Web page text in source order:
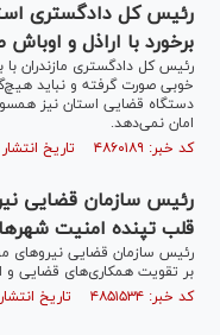
رئیس کل دادگستری
برخورد با اراذل و
رئیس کل دادگستری مازندران با
خوبی صورت گرفته و نباید
دستگاه قضایی استان نیز همسو
امان نمی‌دهد.
کد خبر: ۴۸۶۰۱۸۹ تاریخ انتشار : ۱۴۰۴/۰۷/۱۴
رئیس سازمان قضایی
قلب تپنده امنیت
رئیس سازمان قضایی نیروهای
بر تقویت همکاری‌های قضایی و
کد خبر: ۴۸۵۱۵۳۴ تاریخ انتشار : ۱۴۰۴/۰۵/۲۵